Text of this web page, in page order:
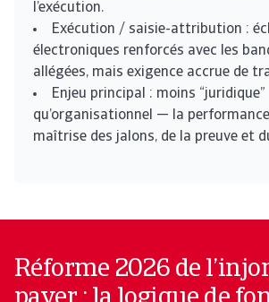
l’exécution.
Exécution / saisie-attribution :
électroniques renforcés avec les
allégées, mais exigence accrue de
Enjeu principal : moins “juridique”
qu’organisationnel — la
maîtrise des jalons, de la preuve et
Réforme 2026 de